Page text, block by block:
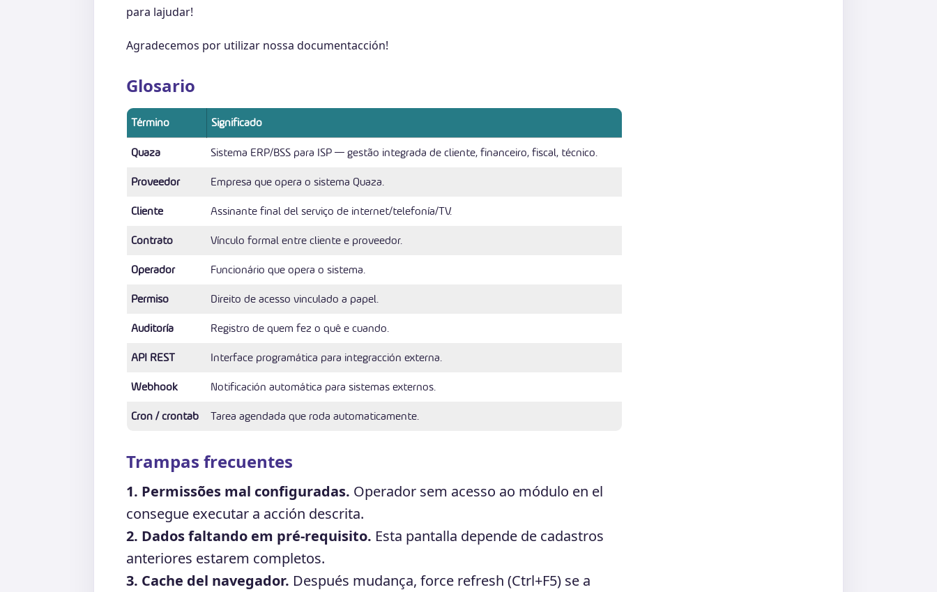
para lajudar!
Agradecemos por utilizar nossa documentacción!
Glosario
Término Significado
Quaza
Sistema ERP/BSS para ISP — gestão integrada de cliente, financeiro, fiscal, técnico.
Proveedor
Empresa que opera o sistema Quaza.
Cliente
Assinante final del serviço de internet/telefonía/TV.
Contrato
Vínculo formal entre cliente e proveedor.
Operador
Funcionário que opera o sistema.
Permiso
Direito de acesso vinculado a papel.
Auditoría
Registro de quem fez o quê e cuando.
API REST
Interface programática para integracción externa.
Webhook
Notificación automática para sistemas externos.
Cron / crontab
Tarea agendada que roda automaticamente.
Trampas frecuentes
1. Permissões mal configuradas. Operador sem acesso ao módulo en el
consegue executar a acción descrita.
2. Dados faltando em pré-requisito. Esta pantalla depende de cadastros
anteriores estarem completos.
3. Cache del navegador. Después mudança, force refresh (Ctrl+F5) se a